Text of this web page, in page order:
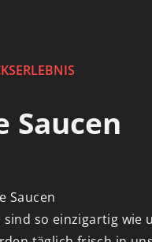
Saucen
Saucen
sind so einzigartig wie